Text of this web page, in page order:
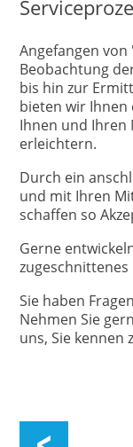
Angefangen
Beobachtung
bis hin zur
bieten wir Ihnen
Ihnen und Ihren
erleichtern.
Durch ein
und mit Ihren
schaffen so
Gerne
zugeschnittenes
Sie haben
Nehmen Sie
uns, Sie kennen